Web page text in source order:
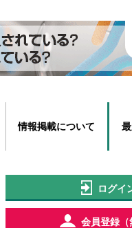
情報掲載について
ログイ
会員登録（